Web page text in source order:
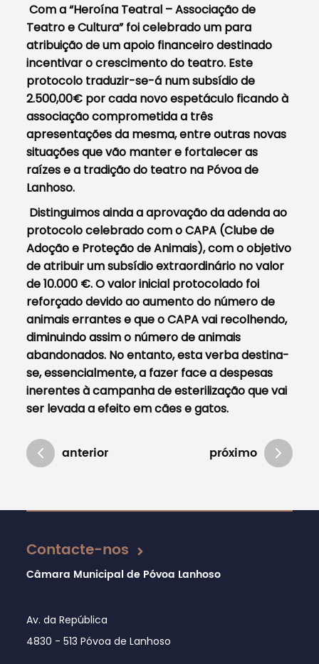
Com a “Heroína Teatral – Associação de
Teatro e Cultura” foi celebrado um para
atribuição de um apoio financeiro destinado
incentivar o crescimento do teatro. Este
protocolo traduzir-se-á num subsídio de
2.500,00€ por cada novo espetáculo ficando à
associação comprometida a três
apresentações da mesma, entre outras novas
situações que vão manter e fortalecer as
raízes e a tradição do teatro na Póvoa de
Lanhoso.
Distinguimos ainda a aprovação da adenda ao
protocolo celebrado com o CAPA (Clube de
Adoção e Proteção de Animais), com o objetivo
de atribuir um subsídio extraordinário no valor
de 10.000 €. O valor inicial protocolado foi
reforçado devido ao aumento do número de
animais errantes e que o CAPA vai recolhendo,
diminuindo assim o número de animais
abandonados. No entanto, esta verba destina-
se, essencialmente, a fazer face a despesas
inerentes à campanha de esterilização que vai
ser levada a efeito em cães e gatos.
anterior próximo
Atualizado em 01/08/2024
Contacte-nos
Câmara Municipal de Póvoa Lanhoso
Av. da República
4830 - 513 Póvoa de Lanhoso